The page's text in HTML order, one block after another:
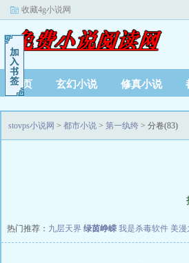
收藏4g小说网
首页 玄幻小说 修真小说
stovps小说网 > 都市小说 > 第一纨绔 > 分卷(83)
热门推荐： 九层天界 绿茵峥嵘 我是杀毒软件 美